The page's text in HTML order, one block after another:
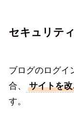
セキュリテ
ブログのログイ
合、
サイトを
す。